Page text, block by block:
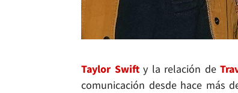
Taylor Swifty la relación de
comunicación desde hace más